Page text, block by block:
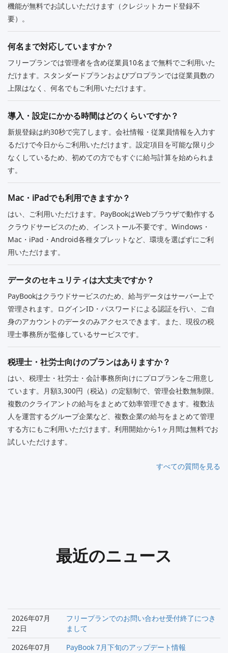
機能が無料でお試しいただけます（クレジットカード登録不
要）。
何名まで対応していますか？
フリープランでは管理者を含め従業員10名まで無料でご利用いた
だけます。スタンダードプランおよびプロプランでは従業員数の
上限はなく、何名でもご利用いただけます。
導入・設定にかかる時間はどのくらいですか？
新規登録は約30秒で完了します。会社情報・従業員情報を入力す
るだけで今日からご利用いただけます。設定項目を可能な限り少
なくしているため、初めての方でもすぐに給与計算を始められま
す。
Mac・iPadでも利用できますか？
はい、ご利用いただけます。PayBookはWebブラウザで動作する
クラウドサービスのため、インストール不要です。Windows・
Mac・iPad・Android各種タブレットなど、環境を選ばずにご利
用いただけます。
データのセキュリティは大丈夫ですか？
PayBookはクラウドサービスのため、給与データはサーバー上で
管理されます。ログインID・パスワードによる認証を行い、ご自
身のアカウントのデータのみアクセスできます。また、現役の税
理士事務所が監修しているサービスです。
税理士・社労士向けのプランはありますか？
はい、税理士・社労士・会計事務所向けにプロプランをご用意し
ています。月額3,300円（税込）の定額制で、管理会社数無制限。
複数のクライアントの給与をまとめて効率管理できます。複数法
人を運営するグループ企業など、複数企業の給与をまとめて管理
する方にもご利用いただけます。利用開始から1ヶ月間は無料でお
試しいただけます。
すべての質問を見る
最近のニュース
2026年07月
22日
フリープランでのお問い合わせ受付終了につき
まして
2026年07月
PayBook 7月下旬のアップデート情報